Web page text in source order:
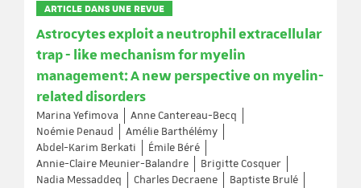
ARTICLE DANS UNE REVUE
Astrocytes exploit a neutrophil extracellular
trap - like mechanism for myelin
management: A new perspective on myelin-
related disorders
Marina Yefimova
Anne Cantereau-Becq
Noémie Penaud
Amélie Barthélémy
Abdel-Karim Berkati
Émile Béré
Annie-Claire Meunier-Balandre
Brigitte Cosquer
Nadia Messaddeq
Charles Decraene
Baptiste Brulé